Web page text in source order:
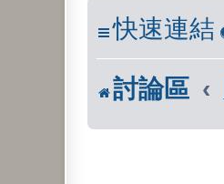
快速連結
討論區